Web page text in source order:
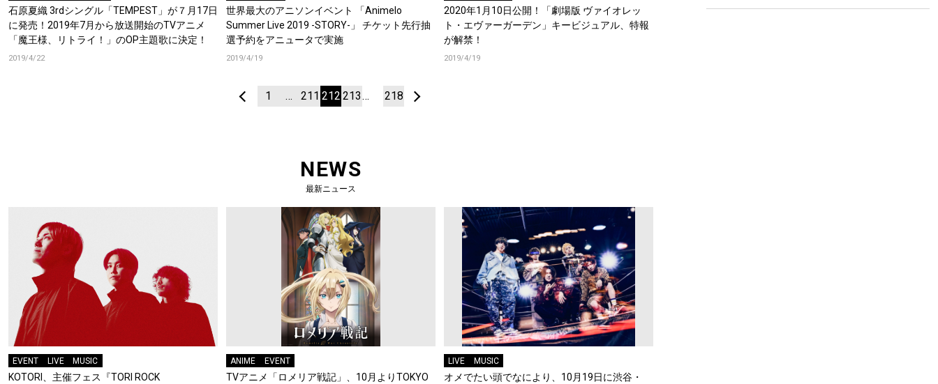
石原夏織 3rdシングル「TEMPEST」が７月17日
に発売！2019年7月から放送開始のTVアニメ
「魔王様、リトライ！」のOP主題歌に決定！
2019/4/22
世界最大のアニソンイベント 「Animelo
Summer Live 2019 -STORY-」 チケット先行抽
選予約をアニュータで実施
2019/4/19
2020年1月10日公開！「劇場版 ヴァイオレッ
ト・エヴァーガーデン」キービジュアル、特報
が解禁！
2019/4/19
1 … 211 212 213… 218
NEWS
最新ニュース
EVENT LIVE MUSIC
KOTORI、主催フェス『TORI ROCK
ANIME EVENT
TVアニメ「ロメリア戦記」、10月よりTOKYO
LIVE MUSIC
オメでたい頭でなにより、10月19日に渋谷・